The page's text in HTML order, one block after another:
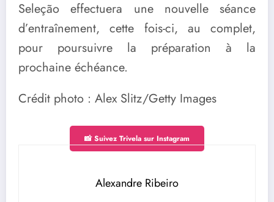
Seleção effectuera une nouvelle séance
d’entraînement, cette fois-ci, au complet,
pour poursuivre la préparation à la
prochaine échéance.
Crédit photo : Alex Slitz/Getty Images
📸 Suivez Trivela sur Instagram
Alexandre Ribeiro